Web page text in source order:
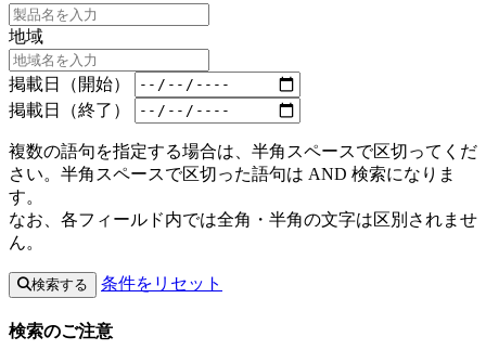
地域
掲載日（開始）
掲載日（終了）
複数の語句を指定する場合は、半角スペースで区切ってくだ
さい。半角スペースで区切った語句は AND 検索になりま
す。
なお、各フィールド内では全角・半角の文字は区別されませ
ん。
検索する 条件をリセット
検索のご注意